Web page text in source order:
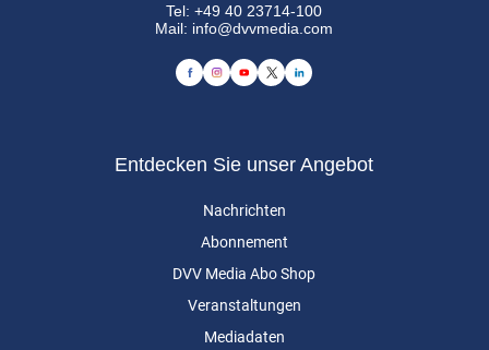
Tel:+49 40 23714-100
Mail: info@dvvmedia.com
Entdecken Sie unser Angebot
Nachrichten
Abonnement
DVV Media Abo Shop
Veranstaltungen
Mediadaten